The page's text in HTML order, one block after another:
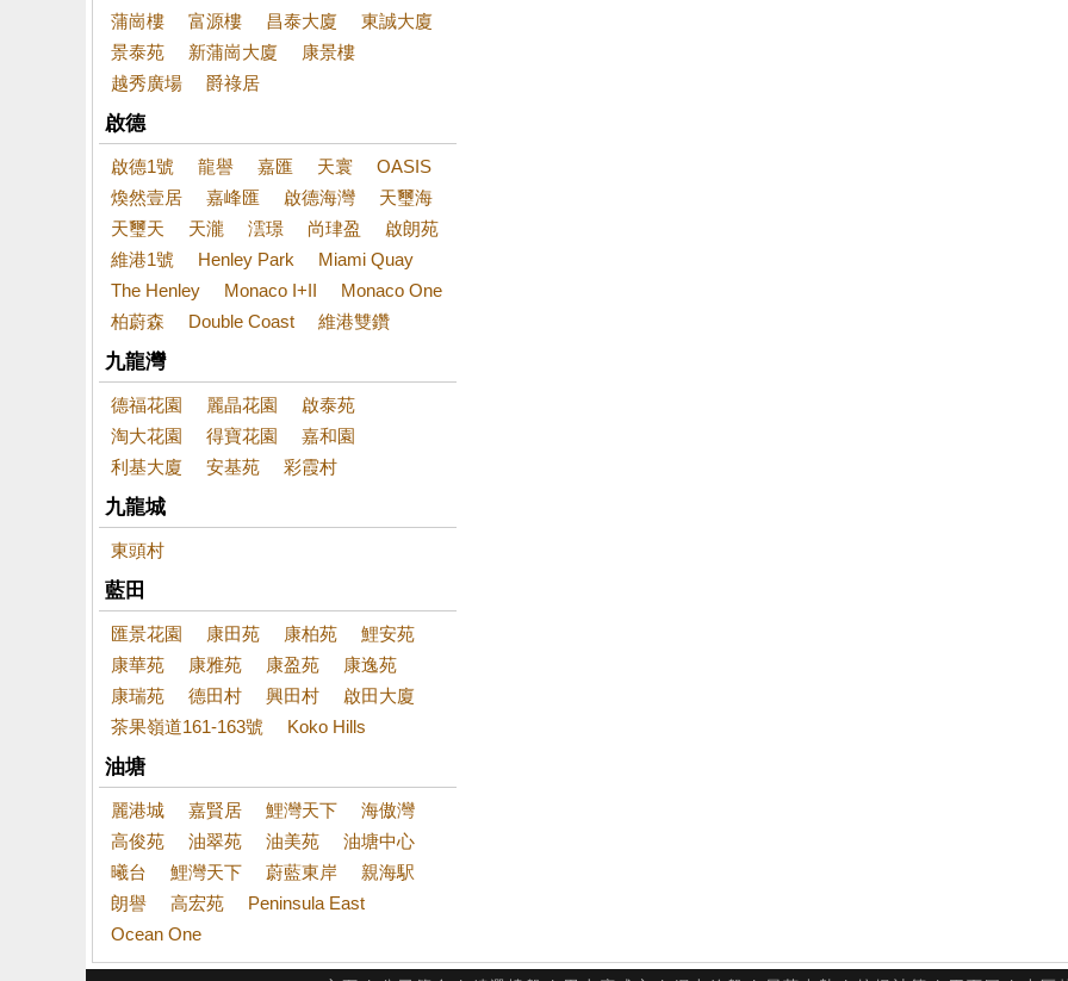
蒲崗樓
富源樓 昌泰大廈
東誠大廈
景泰苑
新蒲崗大廈
康景樓
越秀廣場
爵祿居
啟德
啟德1號 龍譽 嘉匯 天寰
OASIS
煥然壹居
嘉峰匯 啟德海灣
天璽海
天璽天
天瀧 澐璟 尚珒盈
啟朗苑
維港1號
Henley Park
Miami Quay
The Henley
Monaco I+II
Monaco One
柏蔚森
Double Coast 維港雙鑽
九龍灣
德福花園 麗晶花園
啟泰苑
淘大花園
得寶花園
嘉和園
利基大廈
安基苑 彩霞村
九龍城
東頭村
藍田
匯景花園 康田苑 康柏苑
鯉安苑
康華苑
康雅苑 康盈苑
康逸苑
康瑞苑
德田村 興田村
啟田大廈
茶果嶺道161-163號
Koko Hills
油塘
麗港城 嘉賢居 鯉灣天下
海傲灣
高俊苑
油翠苑 油美苑
油塘中心
曦台
鯉灣天下 蔚藍東岸
親海駅
朗譽
高宏苑
Peninsula East
Ocean One